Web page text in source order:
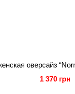
оверсайз
1 370 грн